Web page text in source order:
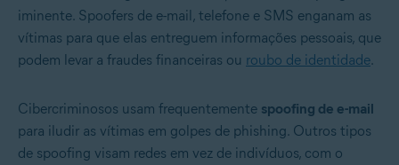
iminente. Spoofers de e-mail, telefone e SMS enganam as
vítimas para que elas entreguem informações pessoais, que
podem levar a fraudes financeiras ou roubo de identidade.
Cibercriminosos usam frequentemente spoofing de e-mail
para iludir as vítimas em golpes de phishing. Outros tipos
de spoofing visam redes em vez de indivíduos, com o